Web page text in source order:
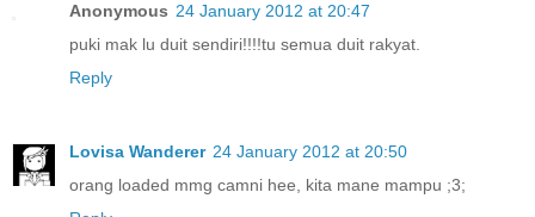
Anonymous 24 January 2012 at 20:47
puki mak lu duit sendiri!!!!tu semua duit rakyat.
Reply
Lovisa Wanderer 24 January 2012 at 20:50
orang loaded mmg camni hee, kita mane mampu ;3;